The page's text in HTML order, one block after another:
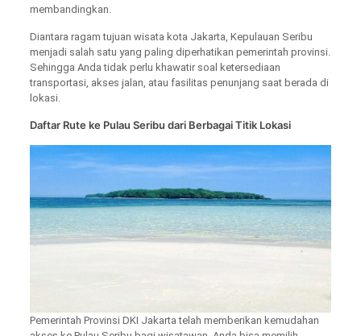
membandingkan.
Diantara ragam tujuan wisata kota Jakarta, Kepulauan Seribu
menjadi salah satu yang paling diperhatikan pemerintah provinsi.
Sehingga Anda tidak perlu khawatir soal ketersediaan
transportasi, akses jalan, atau fasilitas penunjang saat berada di
lokasi.
Daftar Rute ke Pulau Seribu dari Berbagai Titik Lokasi
Pemerintah Provinsi DKI Jakarta telah memberikan kemudahan